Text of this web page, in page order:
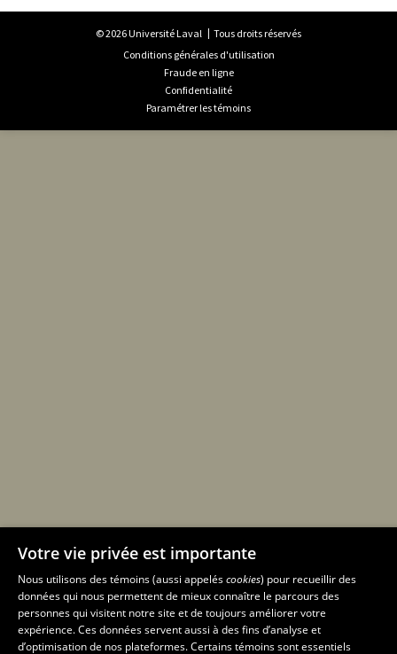
© 2026 Université Laval
Tous droits réservés
Conditions générales d'utilisation
Fraude en ligne
Confidentialité
Paramétrer les témoins
Votre vie privée est importante
Nous utilisons des témoins (aussi appeléscookies) pour recueillir des
données qui nous permettent de mieux connaître le parcours des
personnes qui visitent notre site et de toujours améliorer votre
expérience. Ces données servent aussi à des fins d’analyse et
d’optimisation de nos plateformes. Certains témoins sont essentiels